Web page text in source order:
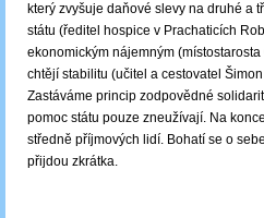
který zvyšuje daňové slevy na druhé a
státu (ředitel hospice v Prachaticích
ekonomickým nájemným
chtějí stabilitu (učitel a cestovatel
Zastáváme princip zodpovědné
pomoc státu pouze zneužívají. Na
středně příjmových lidí. Bohatí se o
přijdou zkrátka.